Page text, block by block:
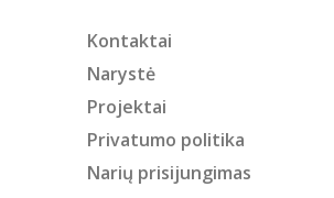
Kontaktai
Narystė
Projektai
Privatumo politika
Narių prisijungimas